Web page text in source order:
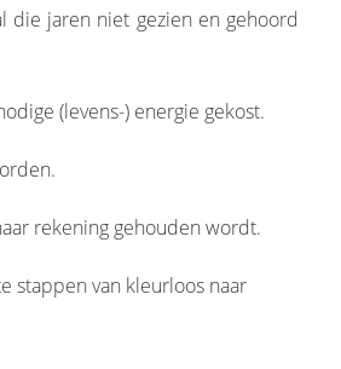
die jaren niet gezien en gehoord
(levens-) energie gekost.
rekening gehouden wordt.
stappen van kleurloos naar